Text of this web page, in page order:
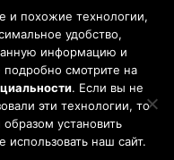
Akismet для
Узнайте, как
данные
и похожие технологии,
удобство,
информацию и
смотрите на
. Если вы не
эти технологии, то
установить
использовать наш сайт.